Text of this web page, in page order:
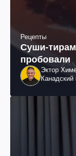
Рецепты
Суши-
пробовали
Эктор